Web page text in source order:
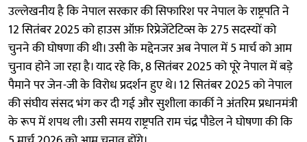
उल्लेखनीय है कि नेपाल सरकार की सिफारिश पर नेपाल के राष्ट्रपति ने
12 सितंबर 2025 को हाउस ऑफ़ रिप्रेजेंटेटिव्स के 275 सदस्यों को
चुनने की घोषणा की थी। उसी के मद्देनजर अब नेपाल में 5 मार्च को आम
चुनाव होने जा रहा है। याद रहे कि, 8 सितंबर 2025 को पूरे नेपाल में बड़े
पैमाने पर जेन-जी के विरोध प्रदर्शन हुए थे। 12 सितंबर 2025 को नेपाल
की संघीय संसद भंग कर दी गई और सुशीला कार्की ने अंतरिम प्रधानमंत्री
के रूप में शपथ ली। उसी समय राष्ट्रपति राम चंद्र पौडेल ने घोषणा की कि